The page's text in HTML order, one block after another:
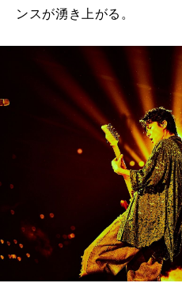
ンスが湧き上がる。